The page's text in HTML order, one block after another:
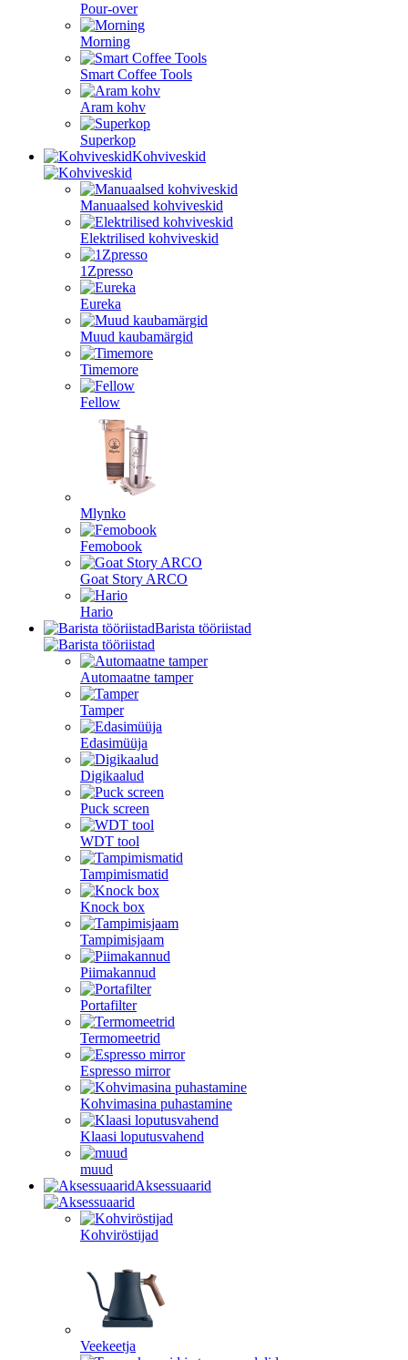
Pour-over
Morning
Smart Coffee Tools
Aram kohv
Superkop
Kohviveskid
Manuaalsed kohviveskid
Elektrilised kohviveskid
1Zpresso
Eureka
Muud kaubamärgid
Timemore
Fellow
Mlynko
Femobook
Goat Story ARCO
Hario
Barista tööriistad
Automaatne tamper
Tamper
Edasimüüja
Digikaalud
Puck screen
WDT tool
Tampimismatid
Knock box
Tampimisjaam
Piimakannud
Portafilter
Termomeetrid
Espresso mirror
Kohvimasina puhastamine
Klaasi loputusvahend
muud
Aksessuaarid
Kohviröstijad
Veekeetja